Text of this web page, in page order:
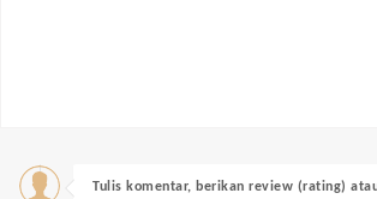
Tulis komentar, berikan review (rating)